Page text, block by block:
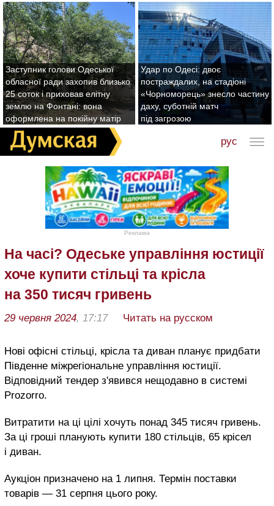
Заступник голови Одеської
обласної ради захопив близько
25 соток і приховав елітну
землю на Фонтані: вона
оформлена на покійну матір
Удар по Одесі: двоє
постраждалих, на стадіоні
«Чорноморець» знесло частину
даху, суботній матч
під загрозою
рус
Реклама
На часі? Одеське управління юстиції
хоче купити стільці та крісла
на 350 тисяч гривень
29 червня 2024, 17:17 Читать на русском
Нові офісні стільці, крісла та диван планує придбати
Південне міжрегіональне управління юстиції.
Відповідний тендер з'явився нещодавно в системі
Prozorro.
Витратити на ці цілі хочуть понад 345 тисяч гривень.
За ці гроші планують купити 180 стільців, 65 крісел
і диван.
Аукціон призначено на 1 липня. Термін поставки
товарів — 31 серпня цього року.